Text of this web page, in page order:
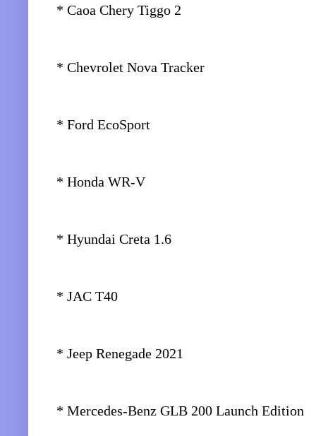
* Caoa Chery Tiggo 2
* Chevrolet Nova Tracker
* Ford EcoSport
* Honda WR-V
* Hyundai Creta 1.6
* JAC T40
* Jeep Renegade 2021
* Mercedes-Benz GLB 200 Launch Edition